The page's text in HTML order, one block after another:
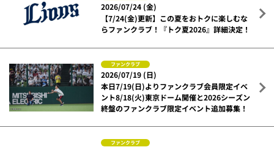
2026/07/24 (金)
【7/24(金)更新】この夏をおトクに楽しむな
らファンクラブ！『トク夏2026』詳細決定！
ファンクラブ
2026/07/19 (日)
本日7/19(日)よりファンクラブ会員限定イベ
ント8/18(火)東京ドーム開催と2026シーズン
終盤のファンクラブ限定イベント追加募集！
ファンクラブ